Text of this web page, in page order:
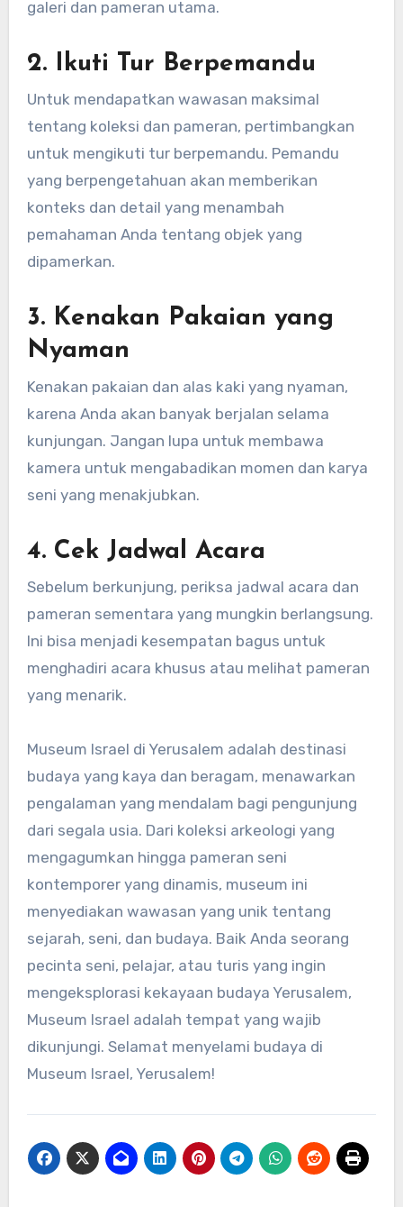
galeri dan pameran utama.
2. Ikuti Tur Berpemandu
Untuk mendapatkan wawasan maksimal
tentang koleksi dan pameran, pertimbangkan
untuk mengikuti tur berpemandu. Pemandu
yang berpengetahuan akan memberikan
konteks dan detail yang menambah
pemahaman Anda tentang objek yang
dipamerkan.
3. Kenakan Pakaian yang
Nyaman
Kenakan pakaian dan alas kaki yang nyaman,
karena Anda akan banyak berjalan selama
kunjungan. Jangan lupa untuk membawa
kamera untuk mengabadikan momen dan karya
seni yang menakjubkan.
4. Cek Jadwal Acara
Sebelum berkunjung, periksa jadwal acara dan
pameran sementara yang mungkin berlangsung.
Ini bisa menjadi kesempatan bagus untuk
menghadiri acara khusus atau melihat pameran
yang menarik.
Museum Israel di Yerusalem adalah destinasi
budaya yang kaya dan beragam, menawarkan
pengalaman yang mendalam bagi pengunjung
dari segala usia. Dari koleksi arkeologi yang
mengagumkan hingga pameran seni
kontemporer yang dinamis, museum ini
menyediakan wawasan yang unik tentang
sejarah, seni, dan budaya. Baik Anda seorang
pecinta seni, pelajar, atau turis yang ingin
mengeksplorasi kekayaan budaya Yerusalem,
Museum Israel adalah tempat yang wajib
dikunjungi. Selamat menyelami budaya di
Museum Israel, Yerusalem!